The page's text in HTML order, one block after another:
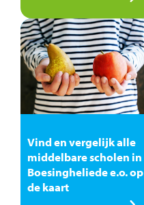
Vind en vergelijk alle
middelbare scholen in
Boesingheliede e.o. op
de kaart